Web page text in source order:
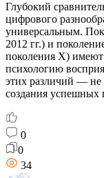
Глубокий
цифрового
универсальным.
2012 гг.) и
поколения X)
психологию
этих различий — не
создания успешных
0
0
34